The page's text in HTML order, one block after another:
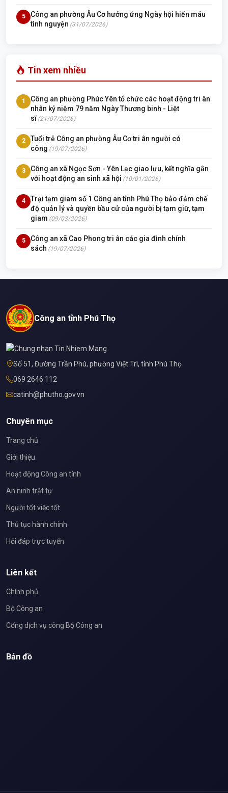
5
Công an phường Âu Cơ hưởng ứng Ngày hội hiến máu
tình nguyện (31/07/2026)
Tin xem nhiều
1
Công an phường Phúc Yên tổ chức các hoạt động tri ân
nhân kỷ niệm 79 năm Ngày Thương binh - Liệt
sĩ (21/07/2026)
2
Tuổi trẻ Công an phường Âu Cơ tri ân người có
công (19/07/2026)
3
Công an xã Ngọc Sơn - Yên Lạc giao lưu, kết nghĩa gắn
với hoạt động an sinh xã hội (10/01/2026)
4
Trại tạm giam số 1 Công an tỉnh Phú Thọ bảo đảm chế
độ quản lý và quyền bầu cử của người bị tạm giữ, tạm
giam (09/03/2026)
5
Công an xã Cao Phong tri ân các gia đình chính
sách (19/07/2026)
Công an tỉnh Phú Thọ
Số 51, Đường Trần Phú, phường Việt Trì, tỉnh Phú Thọ
069 2646 112
catinh@phutho.gov.vn
Chuyên mục
Trang chủ
Giới thiệu
Hoạt động Công an tỉnh
An ninh trật tự
Người tốt việc tốt
Thủ tục hành chính
Hỏi đáp trực tuyến
Liên kết
Chính phủ
Bộ Công an
Cổng dịch vụ công Bộ Công an
Bản đồ